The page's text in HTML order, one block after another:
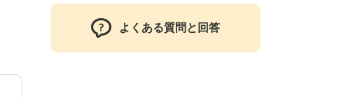
よくある質問と回答